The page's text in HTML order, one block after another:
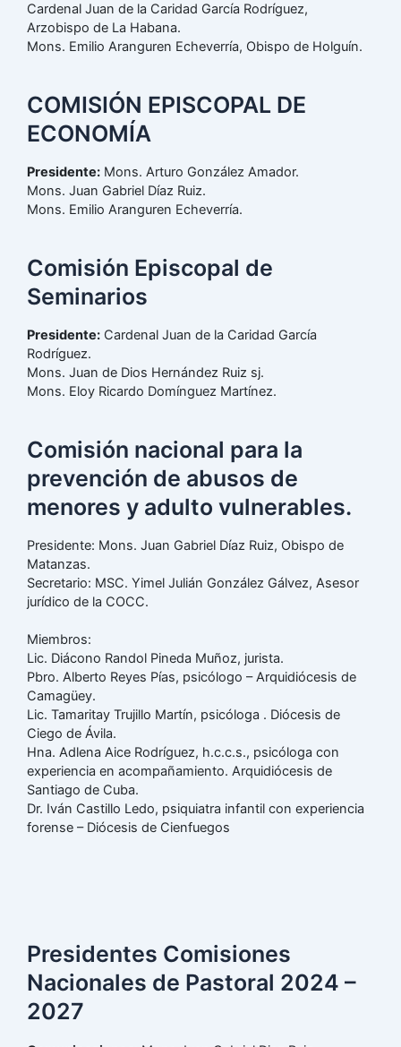
Cardenal Juan de la Caridad García Rodríguez,
Arzobispo de La Habana.
Mons. Emilio Aranguren Echeverría, Obispo de Holguín.
COMISIÓN EPISCOPAL DE
ECONOMÍA
Presidente: Mons. Arturo González Amador.
Mons. Juan Gabriel Díaz Ruiz.
Mons. Emilio Aranguren Echeverría.
Comisión Episcopal de
Seminarios
Presidente: Cardenal Juan de la Caridad García
Rodríguez.
Mons. Juan de Dios Hernández Ruiz sj.
Mons. Eloy Ricardo Domínguez Martínez.
Comisión nacional para la
prevención de abusos de
menores y adulto vulnerables.
Presidente: Mons. Juan Gabriel Díaz Ruiz, Obispo de
Matanzas.
Secretario: MSC. Yimel Julián González Gálvez, Asesor
jurídico de la COCC.
Miembros:
Lic. Diácono Randol Pineda Muñoz, jurista.
Pbro. Alberto Reyes Pías, psicólogo – Arquidiócesis de
Camagüey.
Lic. Tamaritay Trujillo Martín, psicóloga . Diócesis de
Ciego de Ávila.
Hna. Adlena Aice Rodríguez, h.c.c.s., psicóloga con
experiencia en acompañamiento. Arquidiócesis de
Santiago de Cuba.
Dr. Iván Castillo Ledo, psiquiatra infantil con experiencia
forense – Diócesis de Cienfuegos
Presidentes Comisiones
Nacionales de Pastoral 2024 –
2027